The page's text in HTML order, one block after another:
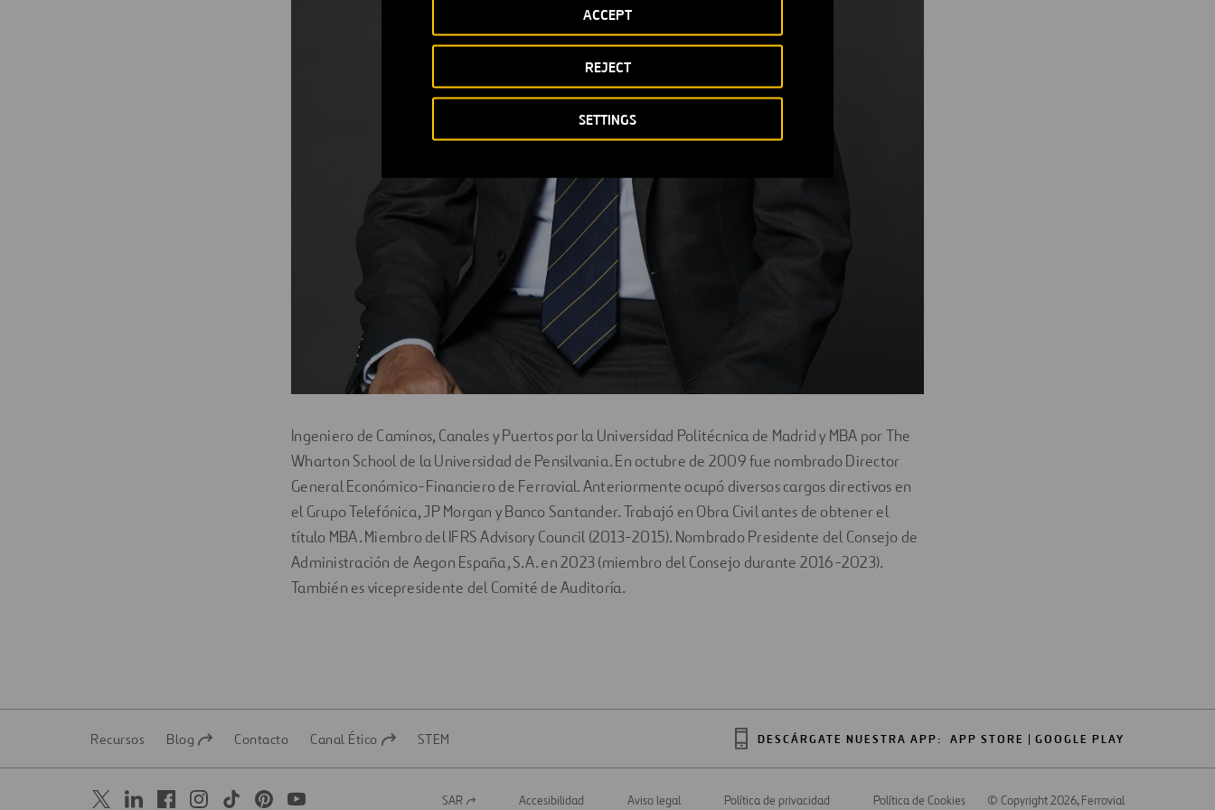
SETTINGS
REJECT
ACCEPT
Ingeniero de Caminos, Canales y Puertos por la Universidad Politécnica de Madrid y MBA por The
Wharton School de la Universidad de Pensilvania. En octubre de 2009 fue nombrado Director
General Económico-Financiero de Ferrovial. Anteriormente ocupó diversos cargos directivos en
el Grupo Telefónica, JP Morgan y Banco Santander. Trabajó en Obra Civil antes de obtener el
título MBA. Miembro del IFRS Advisory Council (2013-2015). Nombrado Presidente del Consejo de
Administración de Aegon España, S.A. en 2023 (miembro del Consejo durante 2016-2023).
También es vicepresidente del Comité de Auditoría.
DESCÁRGATE NUESTRA APP: APP STORE GOOGLE PLAY
Recursos
Abrir
nueva
Blog Contacto
Abrir
Canal Ético STEM
Abrir
SAR Accesibilidad Aviso legal Política de privacidad Política de Cookies © Copyright 2026, Ferrovial